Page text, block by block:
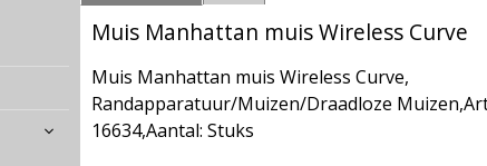
Muis Manhattan muis Wireless Curve
Muis Manhattan muis Wireless Curve,
Randapparatuur/Muizen/Draadloze
16634,Aantal: Stuks